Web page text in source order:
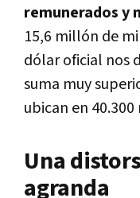
remunerados y
15,6 millón de
dólar oficial nos
suma muy
ubican en
Una
agranda